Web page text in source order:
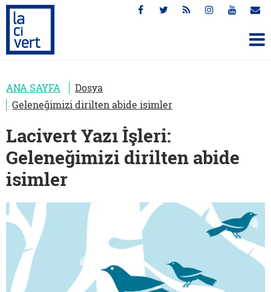
ANA SAYFA
Dosya
Geleneğimizi dirilten abide isimler
Lacivert Yazı İşleri:
Geleneğimizi dirilten abide
isimler